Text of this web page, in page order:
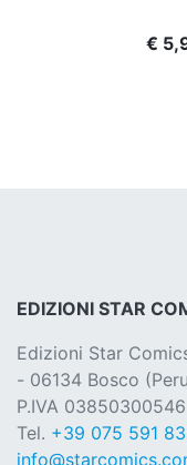
€
EDIZIONI STAR
Edizioni Star
- 06134 Bosco
P.IVA 03850300546
Tel. +39 075 591